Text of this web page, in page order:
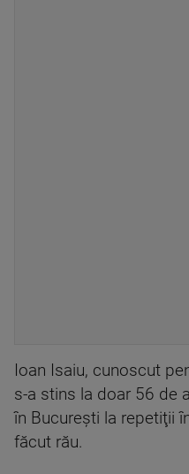
Ioan Isaiu, cunoscut
s-a stins la doar 56 de
în Bucureşti la repetiţii
făcut rău.